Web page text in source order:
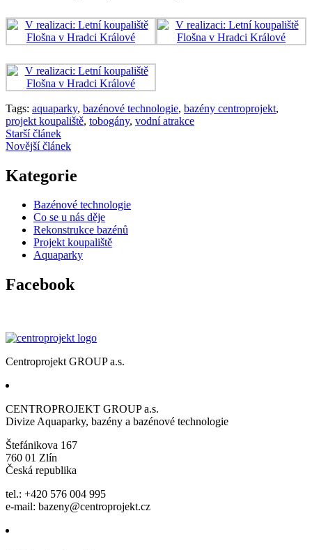
Tags: aquaparky, bazénové technologie, bazény centroprojekt,
projekt koupaliště, tobogány, vodní atrakce
Starší článek
Novější článek
Kategorie
Bazénové technologie
Co se u nás děje
Rekonstrukce bazénů
Projekt koupaliště
Aquaparky
Facebook
Centroprojekt GROUP a.s.
CENTROPROJEKT GROUP a.s.
Divize Aquaparky, bazény a bazénové technologie
Štefánikova 167
760 01 Zlín
Česká republika
tel.: +420 576 004 995
e-mail: bazeny@centroprojekt.cz